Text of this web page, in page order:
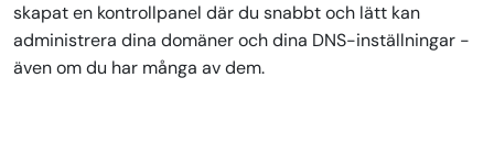
skapat en kontrollpanel där du snabbt och lätt kan
administrera dina domäner och dina DNS-inställningar -
även om du har många av dem.